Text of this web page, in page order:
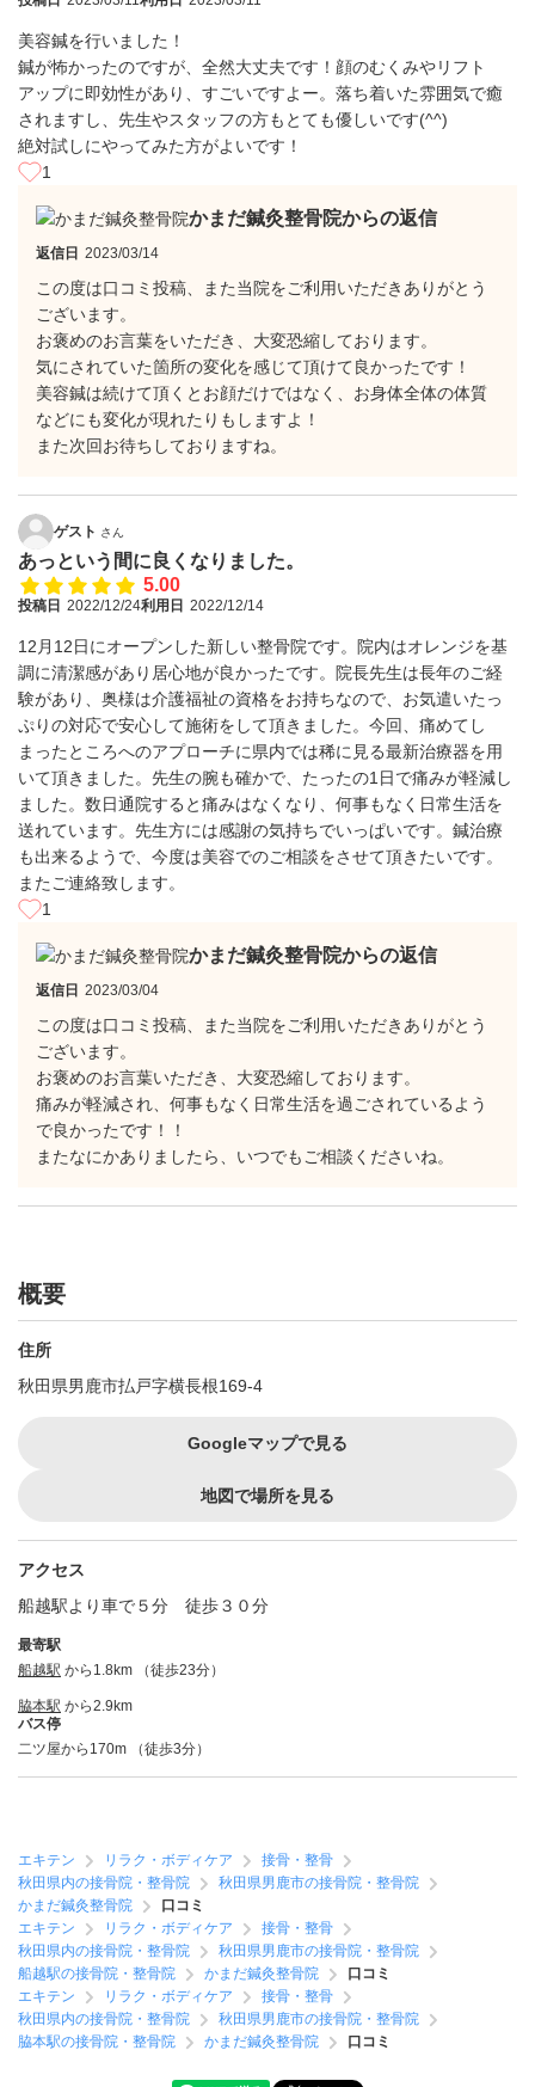
美容鍼を行いました！
鍼が怖かったのですが、全然大丈夫です！顔のむくみやリフト
アップに即効性があり、すごいですよー。落ち着いた雰囲気で癒
されますし、先生やスタッフの方もとても優しいです(^^)
絶対試しにやってみた方がよいです！
1
かまだ鍼灸整骨院からの返信
返信日 2023/03/14
この度は口コミ投稿、また当院をご利用いただきありがとう
ございます。
お褒めのお言葉をいただき、大変恐縮しております。
気にされていた箇所の変化を感じて頂けて良かったです！
美容鍼は続けて頂くとお顔だけではなく、お身体全体の体質
などにも変化が現れたりもしますよ！
また次回お待ちしておりますね。
ゲスト さん
あっという間に良くなりました。
5.00
投稿日 2022/12/24利用日 2022/12/14
12月12日にオープンした新しい整骨院です。院内はオレンジを基
調に清潔感があり居心地が良かったです。院長先生は長年のご経
験があり、奥様は介護福祉の資格をお持ちなので、お気遣いたっ
ぷりの対応で安心して施術をして頂きました。今回、痛めてし
まったところへのアプローチに県内では稀に見る最新治療器を用
いて頂きました。先生の腕も確かで、たったの1日で痛みが軽減し
ました。数日通院すると痛みはなくなり、何事もなく日常生活を
送れています。先生方には感謝の気持ちでいっぱいです。鍼治療
も出来るようで、今度は美容でのご相談をさせて頂きたいです。
またご連絡致します。
1
かまだ鍼灸整骨院からの返信
返信日 2023/03/04
この度は口コミ投稿、また当院をご利用いただきありがとう
ございます。
お褒めのお言葉いただき、大変恐縮しております。
痛みが軽減され、何事もなく日常生活を過ごされているよう
で良かったです！！
またなにかありましたら、いつでもご相談くださいね。
概要
住所
秋田県男鹿市払戸字横長根169-4
Googleマップで見る
地図で場所を見る
アクセス
船越駅より車で５分 徒歩３０分
最寄駅
船越駅 から1.8km （徒歩23分）
脇本駅 から2.9km
バス停
二ツ屋から170m （徒歩3分）
エキテン リラク・ボディケア
接骨・整骨
秋田県内の接骨院・整骨院
秋田県男鹿市の接骨院・整骨院
かまだ鍼灸整骨院
口コミ
エキテン
リラク・ボディケア
接骨・整骨
秋田県内の接骨院・整骨院
秋田県男鹿市の接骨院・整骨院
船越駅の接骨院・整骨院
かまだ鍼灸整骨院
口コミ
エキテン
リラク・ボディケア
接骨・整骨
秋田県内の接骨院・整骨院
秋田県男鹿市の接骨院・整骨院
脇本駅の接骨院・整骨院
かまだ鍼灸整骨院 口コミ